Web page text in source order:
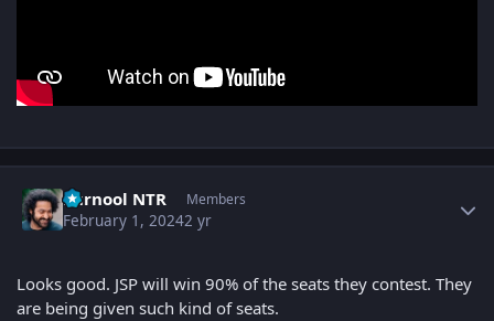
kurnool NTR Members
February 1, 20242 yr
Looks good. JSP will win 90% of the seats they contest. They
are being given such kind of seats.